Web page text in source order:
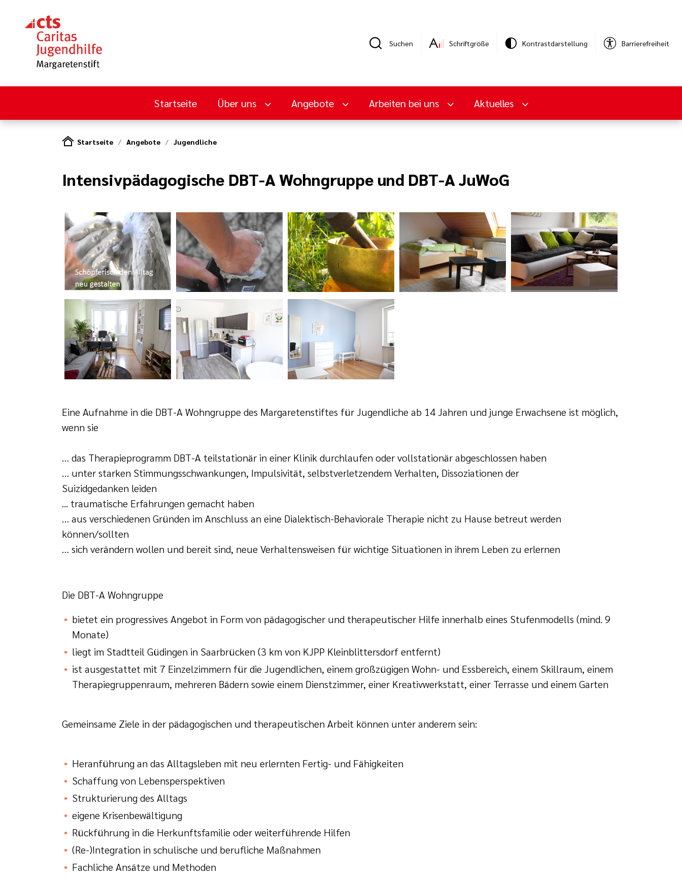
Suchen Schriftgröße Kontrastdarstellung Barrierefreiheit
Startseite Über uns Angebote Arbeiten bei uns Aktuelles
Startseite Angebote Jugendliche
Intensivpädagogische DBT-A Wohngruppe und DBT-A JuWoG
Eine Aufnahme in die DBT-A Wohngruppe des Margaretenstiftes für Jugendliche ab 14 Jahren und junge Erwachsene ist möglich,
wenn sie
… das Therapieprogramm DBT-A teilstationär in einer Klinik durchlaufen oder vollstationär abgeschlossen haben
… unter starken Stimmungsschwankungen, Impulsivität, selbstverletzendem Verhalten, Dissoziationen der
Suizidgedanken leiden
... traumatische Erfahrungen gemacht haben
… aus verschiedenen Gründen im Anschluss an eine Dialektisch-Behaviorale Therapie nicht zu Hause betreut werden
können/sollten
… sich verändern wollen und bereit sind, neue Verhaltensweisen für wichtige Situationen in ihrem Leben zu erlernen
Die DBT-A Wohngruppe
bietet ein progressives Angebot in Form von pädagogischer und therapeutischer Hilfe innerhalb eines Stufenmodells (mind. 9
Monate)
liegt im Stadtteil Güdingen in Saarbrücken (3 km von KJPP Kleinblittersdorf entfernt)
ist ausgestattet mit 7 Einzelzimmern für die Jugendlichen, einem großzügigen Wohn- und Essbereich, einem Skillraum, einem
Therapiegruppenraum, mehreren Bädern sowie einem Dienstzimmer, einer Kreativwerkstatt, einer Terrasse und einem Garten
Gemeinsame Ziele in der pädagogischen und therapeutischen Arbeit können unter anderem sein:
Heranführung an das Alltagsleben mit neu erlernten Fertig- und Fähigkeiten
Schaffung von Lebensperspektiven
Strukturierung des Alltags
eigene Krisenbewältigung
Rückführung in die Herkunftsfamilie oder weiterführende Hilfen
(Re-)Integration in schulische und berufliche Maßnahmen
Fachliche Ansätze und Methoden